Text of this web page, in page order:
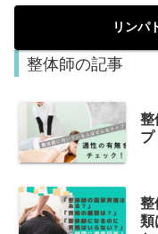
リンパ
整体師の記事
整
プ
整
類